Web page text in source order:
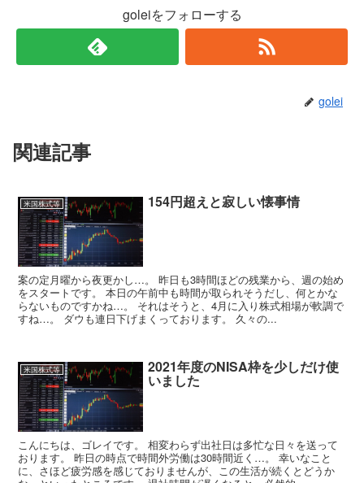
goleiをフォローする
golei
関連記事
米国株式等 154円超えと寂しい懐事情
案の定月曜から夜更かし…。 昨日も3時間ほどの残業から、週の始め
をスタートです。 本日の午前中も時間が取られそうだし、何とかな
らないものですかね…。 それはそうと、4月に入り株式相場が軟調で
すね…。 ダウも連日下げまくっております。 久々の...
米国株式等 2021年度のNISA枠を少しだけ使
いました
こんにちは、ゴレイです。 相変わらず出社日は多忙な日々を送って
おります。 昨日の時点で時間外労働は30時間近く…。 幸いなこと
に、さほど疲労感を感じておりませんが、この生活が続くとどうか